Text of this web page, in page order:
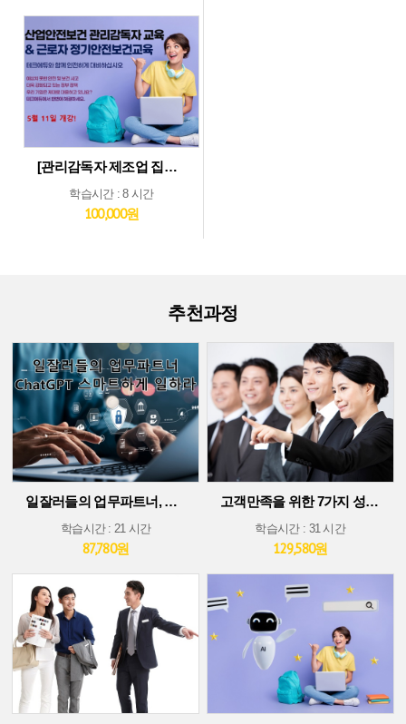
[관리감독자 제조업 집체교육_5월11일] 제조업종 관리감독자 집체 교육...5월11일 개강
학습시간 : 8 시간
100,000원
추천과정
일잘러들의 업무파트너, ChatGPT 스마트하게 일하라!
학습시간 : 21 시간
87,780원
고객만족을 위한 7가지 성공 가이드
학습시간 : 31 시간
129,580원